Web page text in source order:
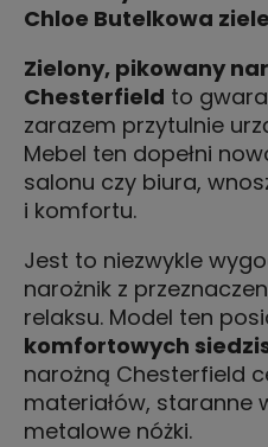
Chloe Butelkowa
Zielony, pikowany
Chesterfield to
zarazem przytulnie
Mebel ten dopełni
salonu czy biura,
i komfortu.
Jest to niezwykle
narożnik z
relaksu. Model ten
komfortowych
narożną Chesterfield
materiałów, staranne
metalowe nóżki.